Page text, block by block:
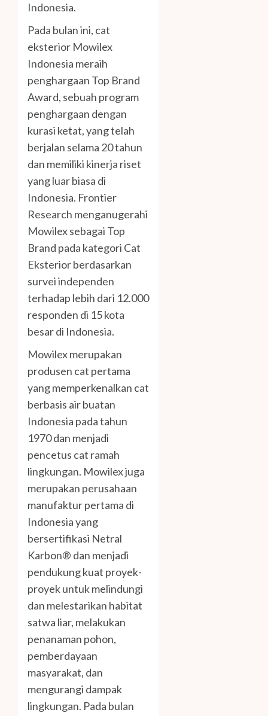
Indonesia.
Pada bulan ini, cat
eksterior Mowilex
Indonesia meraih
penghargaan Top Brand
Award, sebuah program
penghargaan dengan
kurasi ketat, yang telah
berjalan selama 20 tahun
dan memiliki kinerja riset
yang luar biasa di
Indonesia. Frontier
Research menganugerahi
Mowilex sebagai Top
Brand pada kategori Cat
Eksterior berdasarkan
survei independen
terhadap lebih dari 12.000
responden di 15 kota
besar di Indonesia.
Mowilex merupakan
produsen cat pertama
yang memperkenalkan cat
berbasis air buatan
Indonesia pada tahun
1970 dan menjadi
pencetus cat ramah
lingkungan. Mowilex juga
merupakan perusahaan
manufaktur pertama di
Indonesia yang
bersertifikasi Netral
Karbon® dan menjadi
pendukung kuat proyek-
proyek untuk melindungi
dan melestarikan habitat
satwa liar, melakukan
penanaman pohon,
pemberdayaan
masyarakat, dan
mengurangi dampak
lingkungan. Pada bulan